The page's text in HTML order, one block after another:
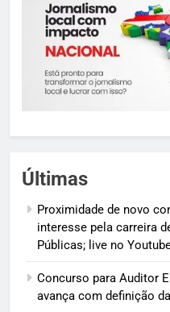
Últimas
Proximidade de novo
interesse pela carreira
Públicas; live no
Concurso para Auditor
avança com definição